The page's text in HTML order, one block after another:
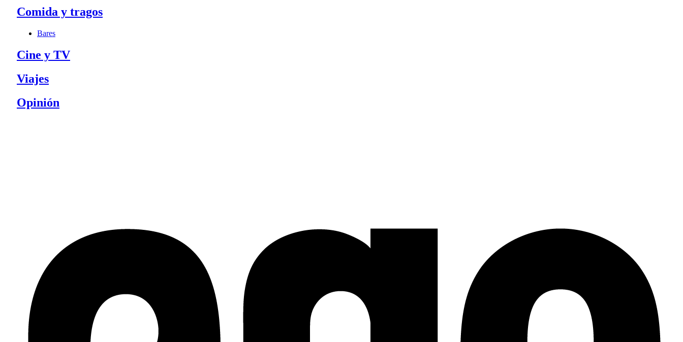
Comida y tragos
Bares
Cine y TV
Viajes
Opinión